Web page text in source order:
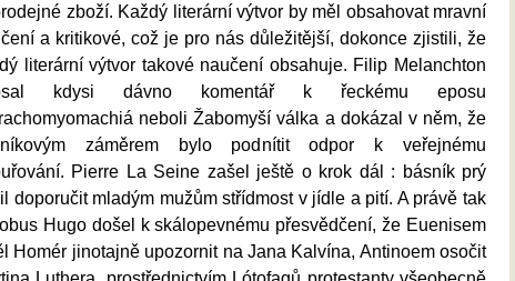
zboží. Každý literární výtvor by měl obsahovat mravní
a kritikové, což je pro nás důležitější, dokonce zjistili, že
literární výtvor takové naučení obsahuje. Filip Melanchton
kdysi dávno komentář k řeckému eposu
neboli Žabomyší válka a dokázal v něm, že
záměrem bylo podnítit odpor k veřejnému
Pierre La Seine zašel ještě o krok dál : básník prý
doporučit mladým mužům střídmost v jídle a pití. A právě tak
Hugo došel k skálopevnému přesvědčení, že Euenisem
Homér jinotajně upozornit na Jana Kalvína, Antinoem osočit